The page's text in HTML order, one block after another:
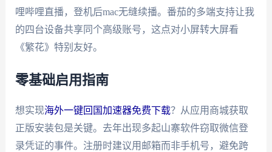
哩哔哩直播，登机后mac无缝续播。番茄的多端支持让我
的四台设备共享同个高级账号，这点对小屏转大屏看
《繁花》特别友好。
零基础启用指南
想实现海外一键回国加速器免费下载？从应用商城获取
正版安装包是关键。去年出现多起山寨软件窃取微信登
录凭证的事件。注册时建议用邮箱而非手机号，避免跨